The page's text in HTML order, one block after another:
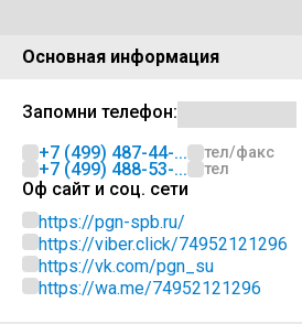
Основная информация
Запомни телефон:
+7 (499) 487-44-...
тел/факс
+7 (499) 488-53-... тел
Оф сайт и соц. сети
https://pgn-spb.ru/
https://viber.click/74952121296
https://vk.com/pgn_su
https://wa.me/74952121296